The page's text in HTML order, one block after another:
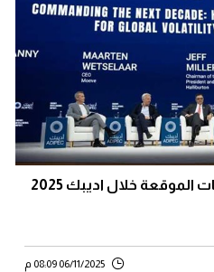
06/11/2025 08:09 م